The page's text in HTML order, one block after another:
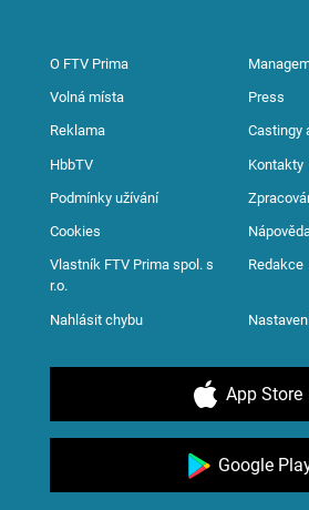
O FTV Prima
Volná místa Press
Reklama Castingy
HbbTV Kontakty
Podmínky užívání
Cookies
Vlastník FTV Prima spol. s
r.o.
Redakce
Nahlásit chybu
App Store
Google